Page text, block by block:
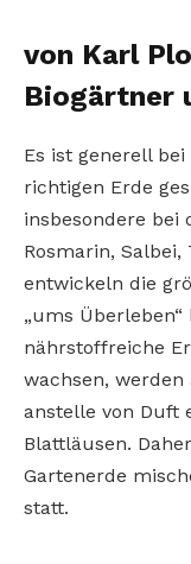
von Karl
Biogärtner
Es ist generell
richtigen Erde
insbesondere bei
Rosmarin, Salbei,
entwickeln die
„ums
nährstoffreiche
wachsen,
anstelle von Duft
Blattläusen.
Gartenerde
statt.